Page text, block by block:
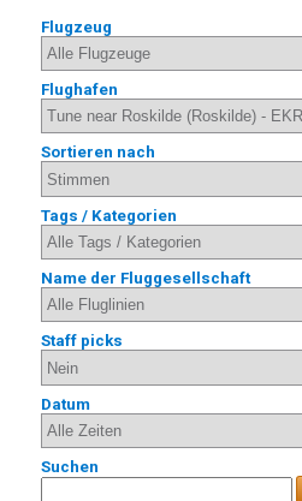
Flugzeug
Flughafen
Sortieren nach
Tags / Kategorien
Name der Fluggesellschaft
Staff picks
Datum
Suchen